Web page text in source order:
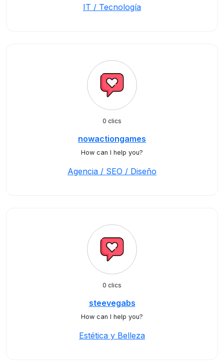
IT / Tecnología
0 clics
nowactiongames
How can I help you?
Agencia / SEO / Diseño
0 clics
steevegabs
How can I help you?
Estética y Belleza